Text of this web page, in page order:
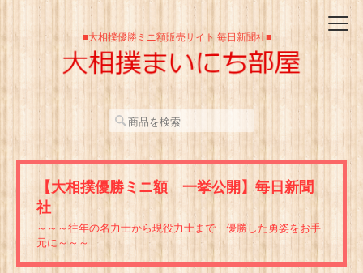
■大相撲優勝ミニ額販売サイト 毎日新聞社■
【大相撲優勝ミニ額 一挙公開】毎日新聞
社
～～～往年の名力士から現役力士まで 優勝した勇姿をお手
元に～～～